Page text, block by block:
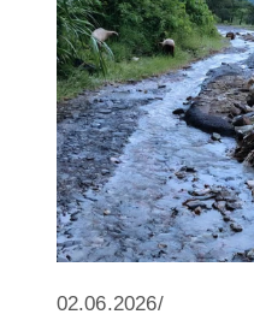
02.06.2026/